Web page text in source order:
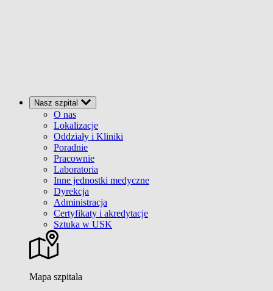
Nasz szpital
O nas
Lokalizacje
Oddziały i Kliniki
Poradnie
Pracownie
Laboratoria
Inne jednostki medyczne
Dyrekcja
Administracja
Certyfikaty i akredytacje
Sztuka w USK
Mapa szpitala